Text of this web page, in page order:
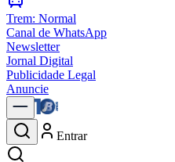
Trem: Normal
Canal de WhatsApp
Newsletter
Jornal Digital
Publicidade Legal
Anuncie
Entrar